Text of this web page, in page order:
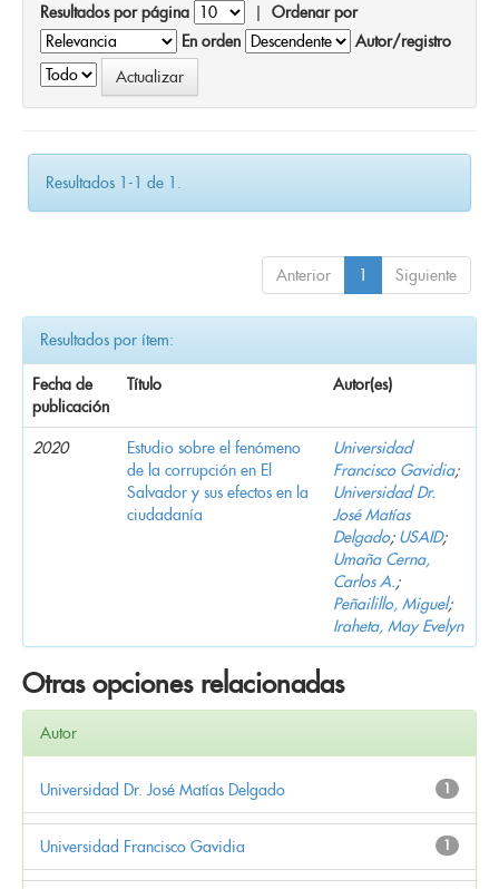
Resultados por página | Ordenar por
En orden
Autor/registro
Resultados 1-1 de 1.
Anterior 1 Siguiente
Resultados por ítem:
Fecha de
publicación
Título Autor(es)
2020
Estudio sobre el fenómeno
de la corrupción en El
Salvador y sus efectos en la
ciudadanía
Universidad
Francisco Gavidia;
Universidad Dr.
José Matías
Delgado; USAID;
Umaña Cerna,
Carlos A.;
Peñailillo, Miguel;
Iraheta, May Evelyn
Otras opciones relacionadas
Autor
1
Universidad Dr. José Matías Delgado
1
Universidad Francisco Gavidia